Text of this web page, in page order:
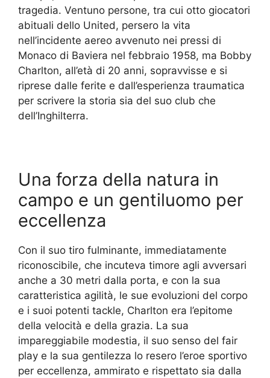
tragedia. Ventuno persone, tra cui otto giocatori
abituali dello United, persero la vita
nell’incidente aereo avvenuto nei pressi di
Monaco di Baviera nel febbraio 1958, ma Bobby
Charlton, all’età di 20 anni, sopravvisse e si
riprese dalle ferite e dall’esperienza traumatica
per scrivere la storia sia del suo club che
dell’Inghilterra.
Una forza della natura in
campo e un gentiluomo per
eccellenza
Con il suo tiro fulminante, immediatamente
riconoscibile, che incuteva timore agli avversari
anche a 30 metri dalla porta, e con la sua
caratteristica agilità, le sue evoluzioni del corpo
e i suoi potenti tackle, Charlton era l’epitome
della velocità e della grazia. La sua
impareggiabile modestia, il suo senso del fair
play e la sua gentilezza lo resero l’eroe sportivo
per eccellenza, ammirato e rispettato sia dalla